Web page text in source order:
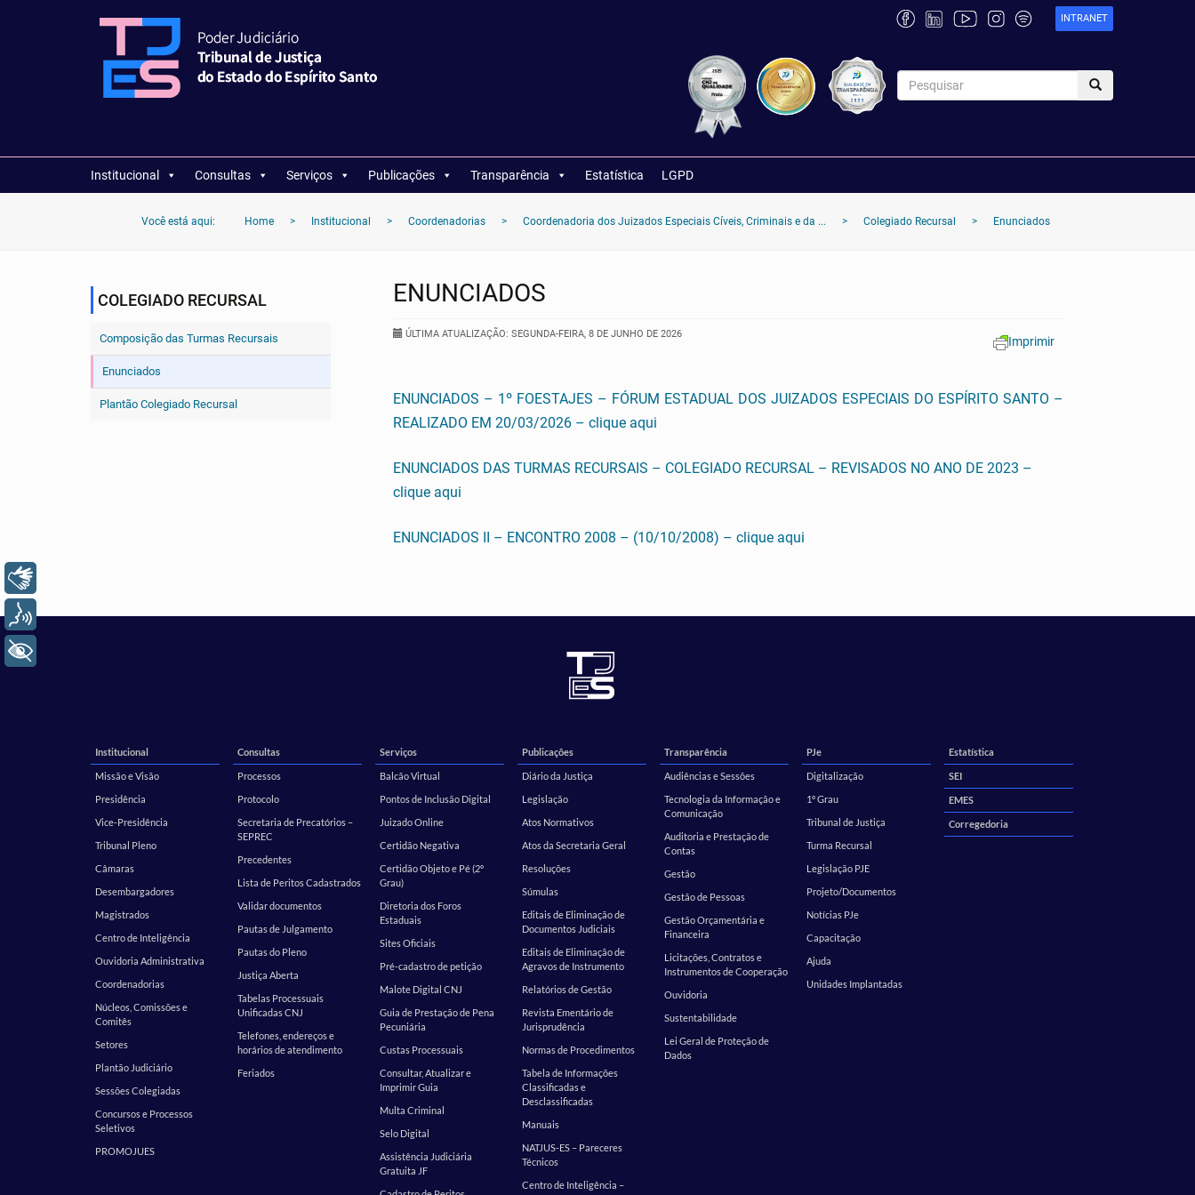
INTRANET
Institucional Consultas Serviços Publicações Transparência Estatística LGPD
Você está aqui: Home > Institucional > Coordenadorias > Coordenadoria dos Juizados Especiais Cíveis, Criminais e da ... > Colegiado Recursal > Enunciados
COLEGIADO RECURSAL
Composição das Turmas Recursais
Enunciados
Plantão Colegiado Recursal
ENUNCIADOS
Imprimir
ÚLTIMA ATUALIZAÇÃO: SEGUNDA-FEIRA, 8 DE JUNHO DE 2026
ENUNCIADOS – 1º FOESTAJES – FÓRUM ESTADUAL DOS JUIZADOS ESPECIAIS DO ESPÍRITO SANTO –
REALIZADO EM 20/03/2026 – clique aqui
ENUNCIADOS DAS TURMAS RECURSAIS – COLEGIADO RECURSAL – REVISADOS NO ANO DE 2023 –
clique aqui
ENUNCIADOS II – ENCONTRO 2008 – (10/10/2008) – clique aqui
Institucional
Missão e Visão
Presidência
Vice-Presidência
Tribunal Pleno
Câmaras
Desembargadores
Magistrados
Centro de Inteligência
Ouvidoria Administrativa
Coordenadorias
Núcleos, Comissões e
Comitês
Setores
Plantão Judiciário
Sessões Colegiadas
Concursos e Processos
Seletivos
PROMOJUES
Consultas
Processos
Protocolo
Secretaria de Precatórios –
SEPREC
Precedentes
Lista de Peritos Cadastrados
Validar documentos
Pautas de Julgamento
Pautas do Pleno
Justiça Aberta
Tabelas Processuais
Unificadas CNJ
Telefones, endereços e
horários de atendimento
Feriados
Serviços
Balcão Virtual
Pontos de Inclusão Digital
Juizado Online
Certidão Negativa
Certidão Objeto e Pé (2º
Grau)
Diretoria dos Foros
Estaduais
Sites Oficiais
Pré-cadastro de petição
Malote Digital CNJ
Guia de Prestação de Pena
Pecuniária
Custas Processuais
Consultar, Atualizar e
Imprimir Guia
Multa Criminal
Selo Digital
Assistência Judiciária
Gratuita JF
Publicações
Diário da Justiça
Legislação
Atos Normativos
Atos da Secretaria Geral
Resoluções
Súmulas
Editais de Eliminação de
Documentos Judiciais
Editais de Eliminação de
Agravos de Instrumento
Relatórios de Gestão
Revista Ementário de
Jurisprudência
Normas de Procedimentos
Tabela de Informações
Classificadas e
Desclassificadas
Manuais
NATJUS-ES – Pareceres
Técnicos
Centro de Inteligência –
Transparência
Audiências e Sessões
Tecnologia da Informação e
Comunicação
Auditoria e Prestação de
Contas
Gestão
Gestão de Pessoas
Gestão Orçamentária e
Financeira
Licitações, Contratos e
Instrumentos de Cooperação
Ouvidoria
Sustentabilidade
Lei Geral de Proteção de
Dados
PJe
Digitalização
1º Grau
Tribunal de Justiça
Turma Recursal
Legislação PJE
Projeto/Documentos
Notícias PJe
Capacitação
Ajuda
Unidades Implantadas
Estatística
SEI
EMES
Corregedoria
Voz